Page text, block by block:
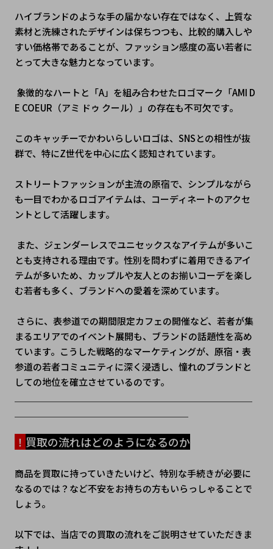
ハイブランドのような手の届かない存在ではなく、上質な
素材と洗練されたデザインは保ちつつも、比較的購入しや
すい価格帯であることが、ファッション感度の高い若者に
とって大きな魅力となっています。
E COEUR（アミ ドゥ クール）」の存在も不可欠です。
このキャッチーでかわいらしいロゴは、SNSとの相性が抜
群で、特にZ世代を中心に広く認知されています。
ストリートファッションが主流の原宿で、シンプルながら
も一目でわかるロゴアイテムは、コーディネートのアクセ
ントとして活躍します。
とも支持される理由です。性別を問わずに着用できるアイ
テムが多いため、カップルや友人とのお揃いコーデを楽し
む若者も多く、ブランドへの愛着を深めています。
まるエリアでのイベント展開も、ブランドの話題性を高め
ています。こうした戦略的なマーケティングが、原宿・表
参道の若者コミュニティに深く浸透し、憧れのブランドと
しての地位を確立させているのです。
！ 買取の流れはどのようになるのか
商品を買取に持っていきたいけど、特別な手続きが必要に
なるのでは？など不安をお持ちの方もいらっしゃることで
しょう。
以下では、当店での買取の流れをご説明させていただきま